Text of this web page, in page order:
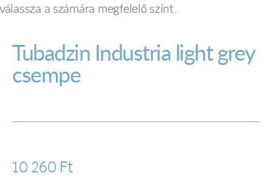
válassza a számára megfelelő színt.
Tubadzin Industria light grey
csempe
10 260 Ft